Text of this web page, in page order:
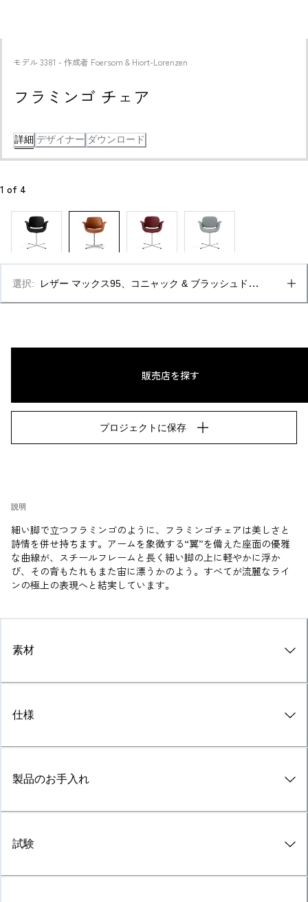
モデル3381 - 作成者 Foersom & Hiort-Lorenzen
フラミンゴ チェア
詳細 デザイナー ダウンロード
1 of 4
説明
細い脚で立つフラミンゴのように、フラミンゴチェアは美しさと
詩情を併せ持ちます。アームを象徴する“翼”を備えた座面の優雅
な曲線が、スチールフレームと長く細い脚の上に軽やかに浮か
び、その背もたれもまた宙に漂うかのよう。すべてが流麗なライ
ンの極上の表現へと結実しています。
選択:
レザー マックス95、コニャック & ブラッシュドス
販売店を探す
プロジェクトに保存
素材
仕様
製品のお手入れ
試験